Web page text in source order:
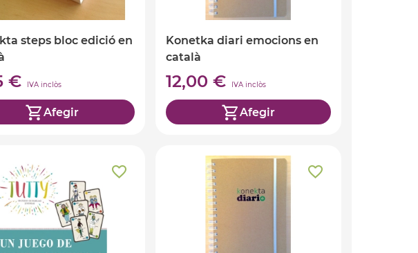
steps bloc edició en
€ IVA inclòs
Afegir
Konetka diari emocions en
català
12,00 € IVA inclòs
Afegir